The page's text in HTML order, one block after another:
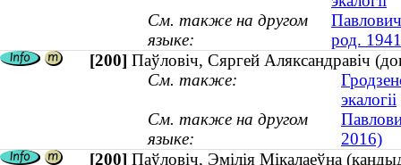
См. также на другом
языке:
род.
[200] Паўловіч, Сяргей Аляксандравіч
См. также:
экалогіі
См. также на другом
языке:
2016)
[200] Паўловіч, Эмілія Мікалаеўна